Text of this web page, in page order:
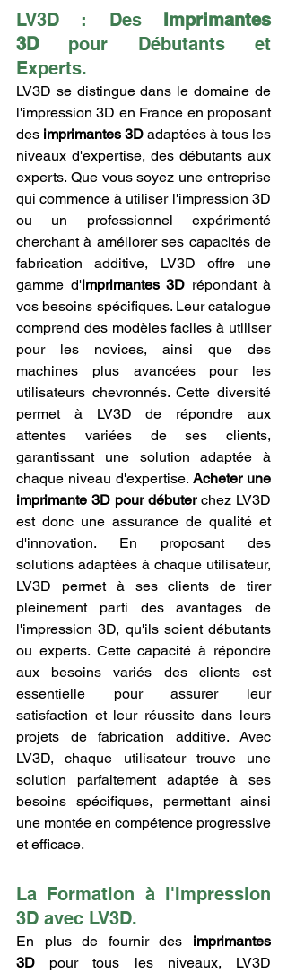
LV3D : Des Imprimantes
3D pour Débutants et
Experts.
LV3D se distingue dans le domaine de
l'impression 3D en France en proposant
des imprimantes 3D adaptées à tous les
niveaux d'expertise, des débutants aux
experts. Que vous soyez une entreprise
qui commence à utiliser l'impression 3D
ou un professionnel expérimenté
cherchant à améliorer ses capacités de
fabrication additive, LV3D offre une
gamme d'imprimantes 3D répondant à
vos besoins spécifiques. Leur catalogue
comprend des modèles faciles à utiliser
pour les novices, ainsi que des
machines plus avancées pour les
utilisateurs chevronnés. Cette diversité
permet à LV3D de répondre aux
attentes variées de ses clients,
garantissant une solution adaptée à
chaque niveau d'expertise. Acheter une
imprimante 3D pour débuter chez LV3D
est donc une assurance de qualité et
d'innovation. En proposant des
solutions adaptées à chaque utilisateur,
LV3D permet à ses clients de tirer
pleinement parti des avantages de
l'impression 3D, qu'ils soient débutants
ou experts. Cette capacité à répondre
aux besoins variés des clients est
essentielle pour assurer leur
satisfaction et leur réussite dans leurs
projets de fabrication additive. Avec
LV3D, chaque utilisateur trouve une
solution parfaitement adaptée à ses
besoins spécifiques, permettant ainsi
une montée en compétence progressive
et efficace.
La Formation à l'Impression
3D avec LV3D.
En plus de fournir des imprimantes
3D pour tous les niveaux, LV3D